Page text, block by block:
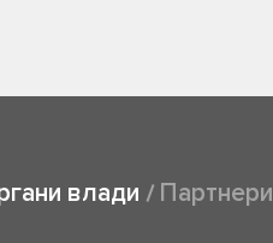
влади Партнери